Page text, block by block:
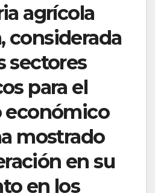
agrícola
considerada
sectores
para el
económico
mostrado
en su
en los